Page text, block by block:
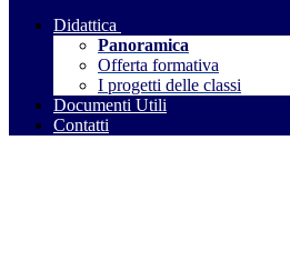
Didattica
Panoramica
Offerta formativa
I progetti delle classi
Documenti Utili
Contatti